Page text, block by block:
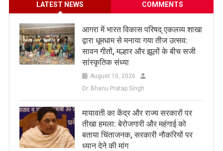
LATEST NEWS COMMENTS
आगरा में भारत विकास परिषद् एकलव्य शाखा
द्वारा धूमधाम से मनाया गया तीज उत्सव:
सावन गीतों, मल्हार और झूलों के बीच सजी
सांस्कृतिक संध्या
August 10, 2026
Dr. Bhanu Pratap Singh
मायावती का केंद्र और राज्य सरकारों पर
तीखा हमला: बेरोजगारी और महंगाई को
बताया चिंताजनक, सरकारी नौकरियों पर
ध्यान देने की मांग